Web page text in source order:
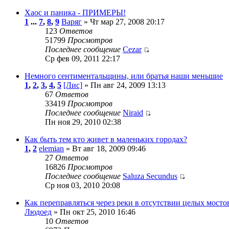
Хаос и паника - ПРИМЕРЫ!
1 ... 7, 8, 9 Варяг » Чт мар 27, 2008 20:17
123 Ответов
51799 Просмотров
Последнее сообщение Cezar
Ср фев 09, 2011 22:17
Немного сентиментальщины, или братья наши меньшие
1, 2, 3, 4, 5 [Лис] » Пн авг 24, 2009 13:13
67 Ответов
33419 Просмотров
Последнее сообщение Niraid
Пн ноя 29, 2010 02:38
Как быть тем кто живет в маленьких городах?
1, 2 elemian » Вт авг 18, 2009 09:46
27 Ответов
16826 Просмотров
Последнее сообщение Saluza Secundus
Ср ноя 03, 2010 20:08
Как переправляться через реки в отсутствии целых
Людоед » Пн окт 25, 2010 16:46
10 Ответов